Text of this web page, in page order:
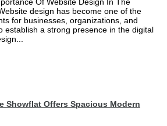
design has become one of the
for businesses, organizations, and
establish a strong presence in the digital
Showflat Offers Spacious Modern